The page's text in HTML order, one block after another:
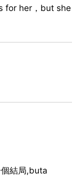
for her，but she
結局,buta